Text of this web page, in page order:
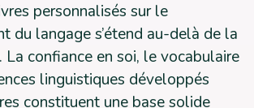
personnalisés sur le
du langage s’étend au-delà de la
La confiance en soi, le vocabulaire
linguistiques développés
constituent une base solide